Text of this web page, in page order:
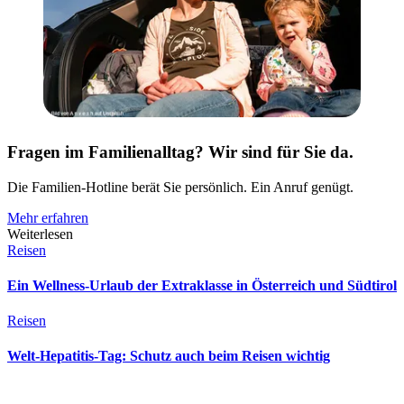
Fragen im Familienalltag? Wir sind für Sie da.
Die Familien-Hotline berät Sie persönlich. Ein Anruf genügt.
Mehr erfahren
Weiterlesen
Reisen
Ein Wellness-Urlaub der Extraklasse in Österreich und Südtirol
Reisen
Welt-Hepatitis-Tag: Schutz auch beim Reisen wichtig